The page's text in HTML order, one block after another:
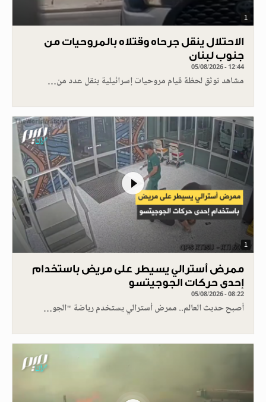
1
الاحتلال ينقل جرحاه وقتلاه بالمروحيات من
جنوب لبنان
05/08/2026 - 12:44
مشاهد توثق لحظة قيام مروحيات إسرائيلية بنقل عدد من…
1
ممرض أسترالي يسيطر على مريض باستخدام
إحدى حركات الجوجيتسو
05/08/2026 - 08:22
أصبح حديث العالم.. ممرض أسترالي يستخدم رياضة "الجو…